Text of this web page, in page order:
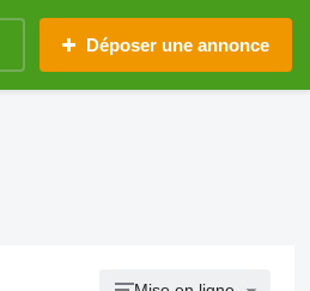
Déposer une annonce